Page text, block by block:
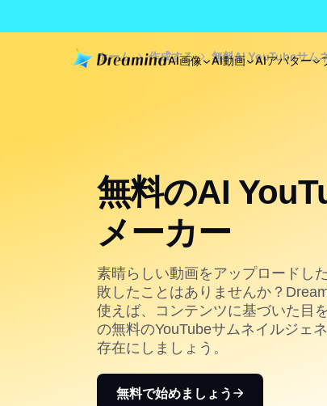
AI画像 AI動画 AIアバター
ホーム 作成する 無料AI YouTubeサム
無料のAI
メーカー
素晴らしい動画をアップロードし
敗したことはありませんか？
使えば、コンテンツに基づいた目
の無料のYouTubeサムネイルジェ
存在にしましょう。
無料で始めましょう